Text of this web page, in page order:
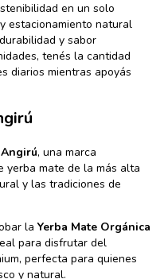
en un solo
estacionamiento natural
y sabor
tenés la cantidad
diarios mientras apoyás
, una marca
yerba mate de la más alta
y las tradiciones de
la Yerba Mate Orgánica
para disfrutar del
perfecta para quienes
y natural.